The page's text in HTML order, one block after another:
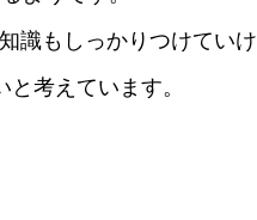
識もしっかりつけていけ
考えています。